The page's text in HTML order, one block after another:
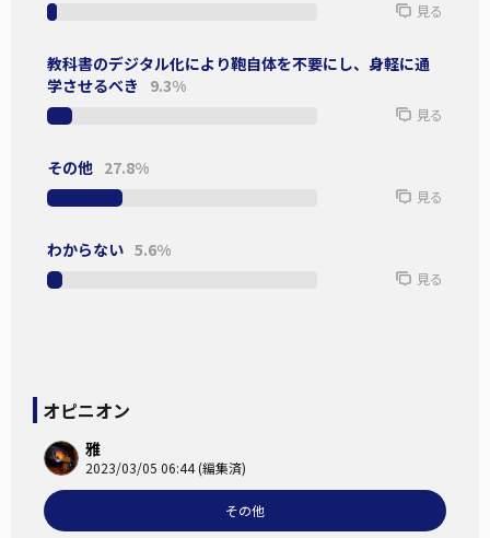
見る
教科書のデジタル化により鞄自体を不要にし、身軽に通
学させるべき
9.3%
見る
その他 27.8%
見る
わからない 5.6%
見る
オピニオン
雅
2023/03/05 06:44 (編集済)
その他